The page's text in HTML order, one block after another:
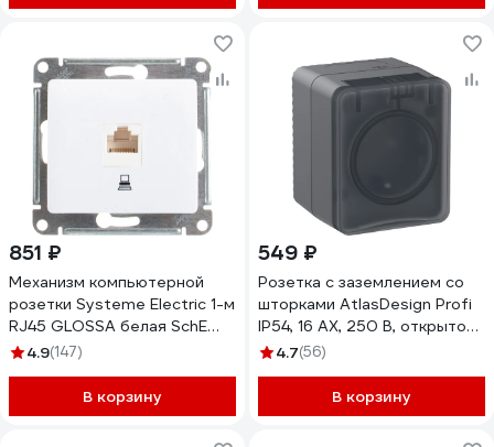
851 ₽
Механизм компьютерной
розетки Systeme Electric 1-м
RJ45 GLOSSA белая SchE
GSL000181K
4.9(147)
В корзину
549 ₽
Розетка с заземлением со
шторками AtlasDesign Profi
IP54, 16 АХ, 250 В, открытой
установки, Антрацит
4.7(56)
В корзину